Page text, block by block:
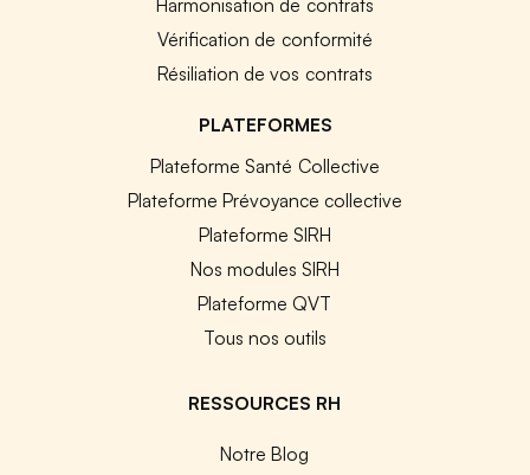
Harmonisation de contrats
Vérification de conformité
Résiliation de vos contrats
PLATEFORMES
Plateforme Santé Collective
Plateforme Prévoyance collective
Plateforme SIRH
Nos modules SIRH
Plateforme QVT
Tous nos outils
RESSOURCES RH
Notre Blog